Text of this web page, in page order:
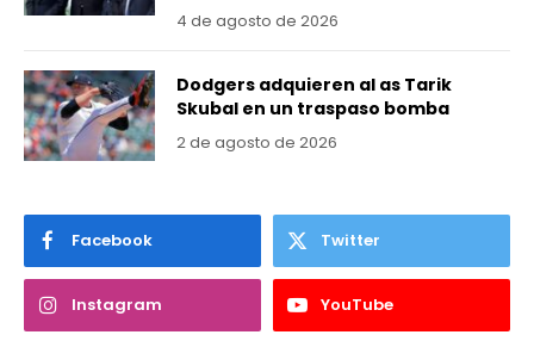
4 de agosto de 2026
Dodgers adquieren al as Tarik
Skubal en un traspaso bomba
2 de agosto de 2026
Facebook Twitter
Instagram YouTube